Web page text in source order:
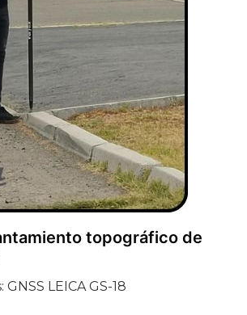
topográfico de
LEICA GS-18